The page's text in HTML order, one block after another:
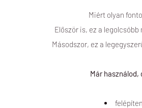
Miért olyan
Először is, ez a
Másodszor, ez a
Már